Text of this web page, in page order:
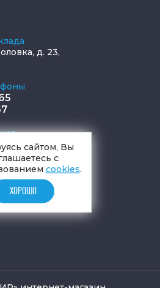
д. 23,
ВС 12-17
сайтом, Вы
с
cookies.
ХОРОШО